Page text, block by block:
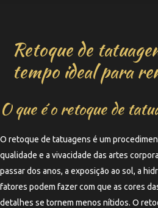
Retoque de
tempo ideal para
O que é o retoque de
O retoque de tatuagens é um
qualidade e a vivacidade das artes
passar dos anos, a exposição ao sol, a
fatores podem fazer com que as cores
detalhes se tornem menos nítidos. O